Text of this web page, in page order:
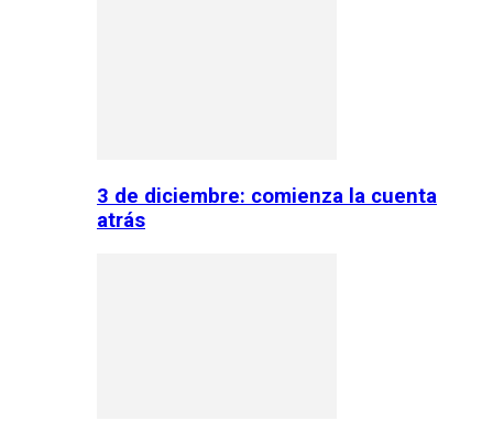
3 de diciembre: comienza la cuenta
atrás